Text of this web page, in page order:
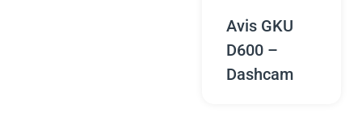
Avis GKU
D600 –
Dashcam